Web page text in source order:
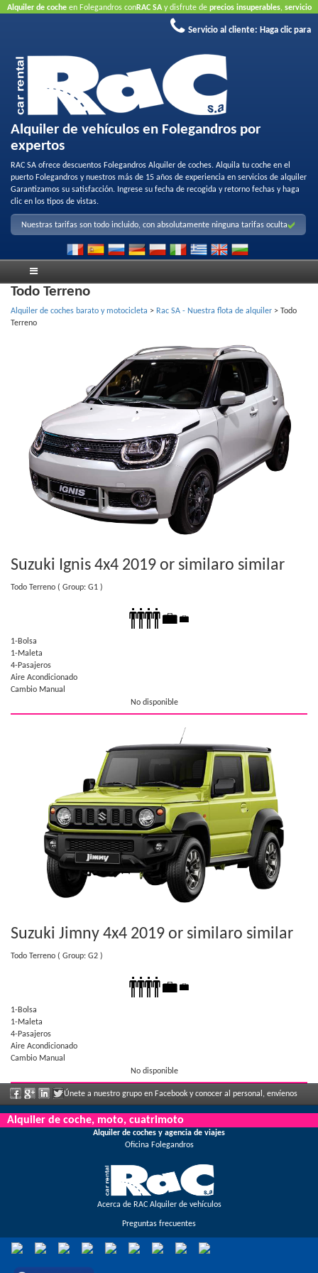
Alquiler de coche en Folegandros conRAC SA y disfrute de precios insuperables, servicio
Reserve en línea
Servicio al cliente: Haga clic para
Alquiler de vehículos en Folegandros por
expertos
RAC SA ofrece descuentos Folegandros Alquiler de coches. Alquila tu coche en el
puerto Folegandros y nuestros más de 15 años de experiencia en servicios de alquiler
Garantizamos su satisfacción. Ingrese su fecha de recogida y retorno fechas y haga
clic en los tipos de vistas.
Nuestras tarifas son todo incluido, con absolutamente ninguna tarifas oculta
Todo Terreno
Alquiler de coches barato y motocicleta > Rac SA - Nuestra flota de alquiler >
Todo
Terreno
Suzuki Ignis 4x4 2019 or similaro similar
Todo Terreno ( Group: G1 )
1-Bolsa
1-Maleta
4-Pasajeros
Aire Acondicionado
Cambio Manual
No disponible
Suzuki Jimny 4x4 2019 or similaro similar
Todo Terreno ( Group: G2 )
1-Bolsa
1-Maleta
4-Pasajeros
Aire Acondicionado
Cambio Manual
No disponible
Únete a nuestro grupo en Facebook y conocer al personal, envíenos
sus comentarios y disfrute de grandes descuentos y ofertas que se anuncian con
Alquiler de coche, moto, cuatrimoto
Alquiler de coches y agencia de viajes
Oficina Folegandros
Acerca de RAC Alquiler de vehículos
Preguntas frecuentes